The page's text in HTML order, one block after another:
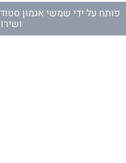
פותח על ידי שמשי אגמון